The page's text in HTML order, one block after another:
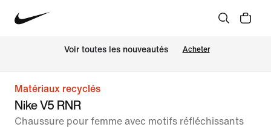
Voir toutes les nouveautés Acheter
Matériaux recyclés
Nike V5 RNR
Chaussure pour femme avec motifs réfléchissants